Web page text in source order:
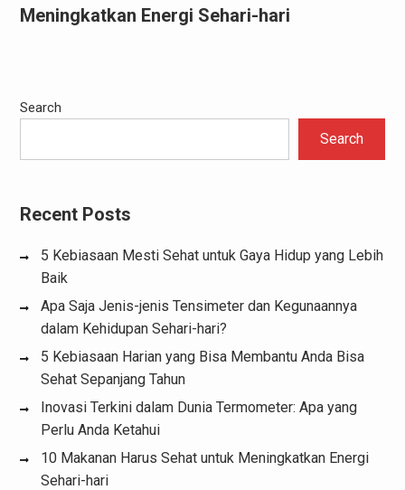
Meningkatkan Energi Sehari-hari
Search
Search
Recent Posts
5 Kebiasaan Mesti Sehat untuk Gaya Hidup yang Lebih
Baik
Apa Saja Jenis-jenis Tensimeter dan Kegunaannya
dalam Kehidupan Sehari-hari?
5 Kebiasaan Harian yang Bisa Membantu Anda Bisa
Sehat Sepanjang Tahun
Inovasi Terkini dalam Dunia Termometer: Apa yang
Perlu Anda Ketahui
10 Makanan Harus Sehat untuk Meningkatkan Energi
Sehari-hari